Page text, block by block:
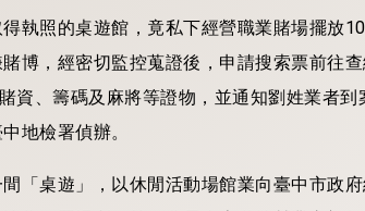
執照的桌遊館，竟私下經營職業賭場擺放
博，經密切監控蒐證後，申請搜索票前往
資、籌碼及麻將等證物，並通知劉姓業者
地檢署偵辦。
「桌遊」，以休閒活動場館業向臺中市政